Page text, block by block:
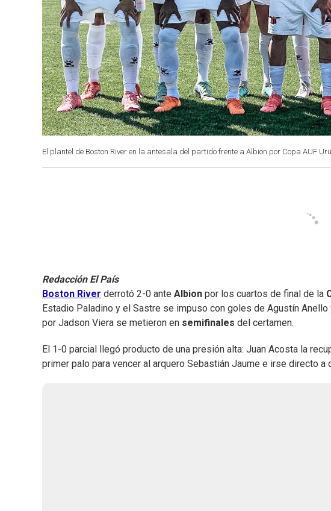
El plantel de Boston River en la antesala del partido frente a Albion por Copa AUF
Redacción El País
Boston River derrotó 2-0 ante Albion por los cuartos de final de la
Estadio Paladino y el Sastre se impuso con goles de Agustín
por Jadson Viera se metieron en semifinales del certamen.
El 1-0 parcial llegó producto de una presión alta: Juan Acosta la
primer palo para vencer al arquero Sebastián Jaume e irse directo a